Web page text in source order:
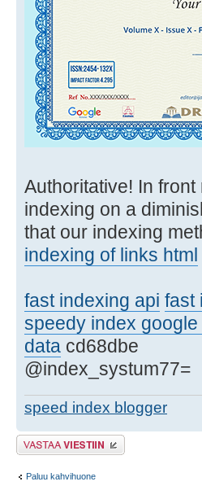
Authoritative! In
indexing on a
that our indexing
indexing of links html
fast indexing api fast
speedy index google
data cd68dbe
@index_systum77=
speed index blogger
Lähetä vastaus
Paluu kahvihuone